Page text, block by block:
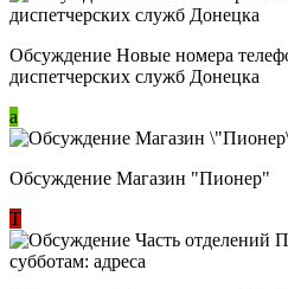
Обсуждение Новые номера
диспетчерских служб Донецка
a
Обсуждение Магазин "Пионер"
Т